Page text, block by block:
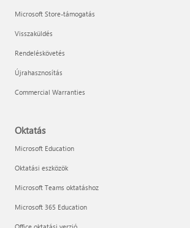
Microsoft Store-támogatás
Visszaküldés
Rendeléskövetés
Újrahasznosítás
Commercial Warranties
Oktatás
Microsoft Education
Oktatási eszközök
Microsoft Teams oktatáshoz
Microsoft 365 Education